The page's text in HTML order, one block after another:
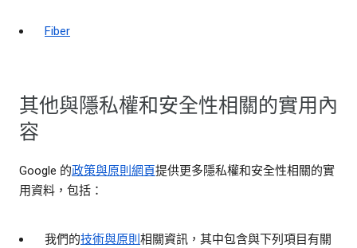
Fiber
其他與隱私權和安全性相關的實用內
容
Google 的政策與原則網頁提供更多隱私權和安全性相關的實
用資料，包括：
我們的技術與原則 相關資訊，其中包含與下列項目有關